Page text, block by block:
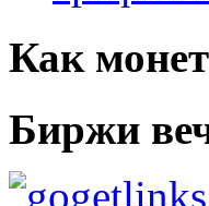
Как
Биржи